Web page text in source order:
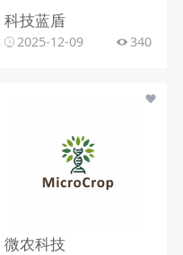
科技蓝盾
2025-12-09 340
微农科技